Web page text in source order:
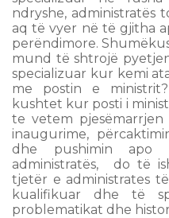
ndryshe, administratës
aq të vyer në të gjitha
perëndimore.
mund të shtrojë
specializuar kur kemi
me postin e
kushtet kur posti i
te vetem
inaugurime,
dhe pushimin
administratës, do të
tjetër e administrates
kualifikuar dhe të
problematikat dhe